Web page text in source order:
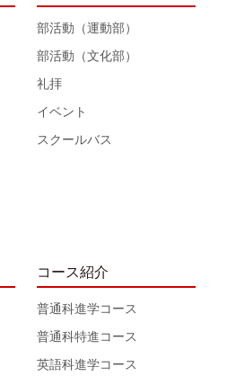
部活動（運動部）
部活動（文化部）
礼拝
イベント
スクールバス
コース紹介
普通科進学コース
普通科特進コース
英語科進学コース